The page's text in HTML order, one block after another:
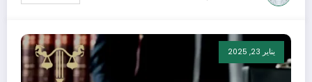
يناير 23, 2025